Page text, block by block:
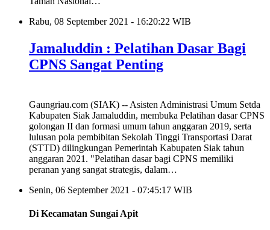
Rabu, 08 September 2021 - 16:20:22 WIB
Jamaluddin : Pelatihan Dasar Bagi
CPNS Sangat Penting
Gaungriau.com (SIAK) -- Asisten Administrasi Umum Setda
Kabupaten Siak Jamaluddin, membuka Pelatihan dasar CPNS
golongan II dan formasi umum tahun anggaran 2019, serta
lulusan pola pembibitan Sekolah Tinggi Transportasi Darat
(STTD) dilingkungan Pemerintah Kabupaten Siak tahun
anggaran 2021. "Pelatihan dasar bagi CPNS memiliki
peranan yang sangat strategis, dalam…
Senin, 06 September 2021 - 07:45:17 WIB
Di Kecamatan Sungai Apit